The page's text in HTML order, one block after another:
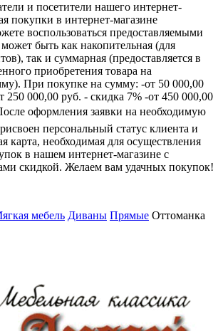
и посетители нашего интернет-
покупки в интернет-магазине
воспользоваться предоставляемыми
быть как накопительная (для
так и суммарная (предоставляется в
приобретения товара на
При покупке на сумму: -от 50 000,00
250 000,00 руб. - скидка 7% -от 450 000,00
оформления заявки на необходимую
персональный статус клиента и
карта, необходимая для осуществления
в нашем интернет-магазине с
скидкой. Желаем вам удачных покупок!
мебель Диваны Прямые Оттоманка